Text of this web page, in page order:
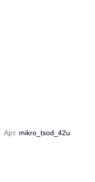
Арт. mikro_tsod_42u